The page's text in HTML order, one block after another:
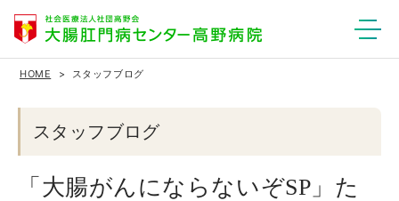
HOME スタッフブログ
スタッフブログ
「大腸がんにならないぞSP」た